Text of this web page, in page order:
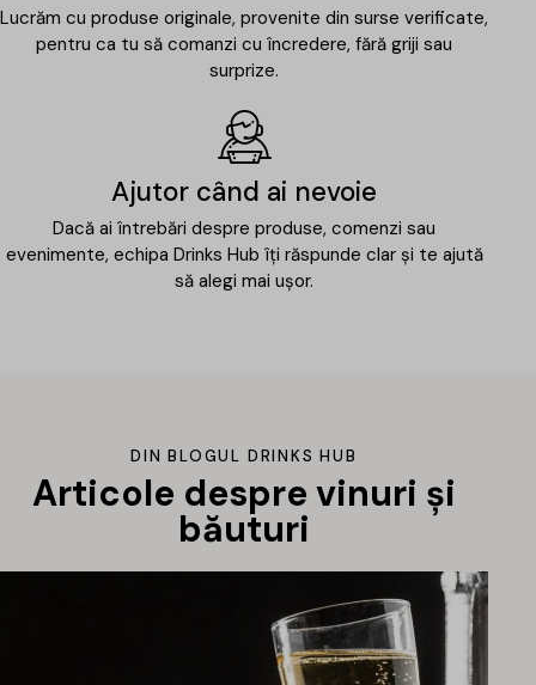
Lucrăm cu produse originale, provenite din surse verificate,
pentru ca tu să comanzi cu încredere, fără griji sau
surprize.
Ajutor când ai nevoie
Dacă ai întrebări despre produse, comenzi sau
evenimente, echipa Drinks Hub îți răspunde clar și te ajută
să alegi mai ușor.
DIN BLOGUL DRINKS HUB
Articole despre vinuri și
băuturi